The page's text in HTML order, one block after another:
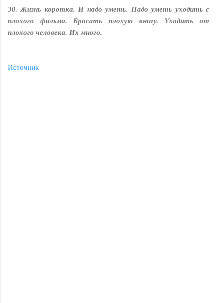
30. Жизнь коротка. И надо уметь. Надо уметь уходить с
плохого фильма. Бросать плохую книгу. Уходить от
плохого человека. Их много.
Источник